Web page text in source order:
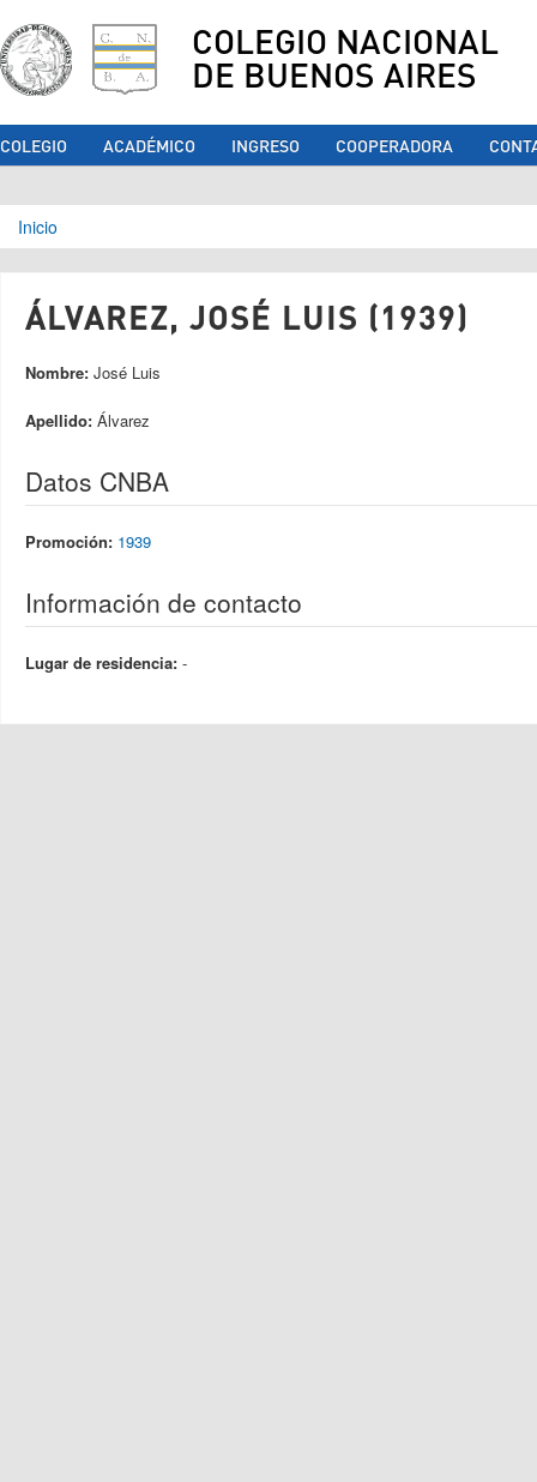
COLEGIO NACIONAL
DE BUENOS AIRES
COLEGIO ACADÉMICO INGRESO COOPERADORA
Se encuentra usted aquí
Inicio
ÁLVAREZ, JOSÉ LUIS (1939)
Nombre: José Luis
Apellido: Álvarez
Datos CNBA
Promoción: 1939
Información de contacto
Lugar de residencia: -